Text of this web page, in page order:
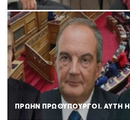
ΠΡΩΗΝ ΠΡΩΘΥΠΟΥΡΓΟΙ. ΑΥΤΗ Η